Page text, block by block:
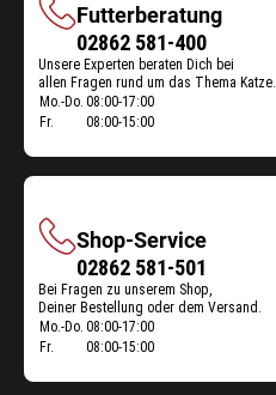
Futterberatung
Futterberatung
02862 581-400
Unsere Experten beraten Dich bei
allen Fragen rund um das Thema Katze.
Öffnungszeiten
Mo.-Do. 08:00-17:00
Fr.
08:00-15:00
Shop-Service
Shop-
Service
02862 581-501
Bei Fragen zu unserem Shop,
Deiner Bestellung oder dem Versand.
Öffnungszeiten
Mo.-Do. 08:00-17:00
Fr.
08:00-15:00